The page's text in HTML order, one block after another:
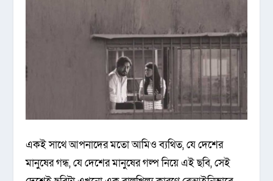
একই সাথে আপনাদের মতো আমিও ব্যথিত, যে দেশের
মানুষের গন্ধ, যে দেশের মানুষের গল্প নিয়ে এই ছবি, সেই